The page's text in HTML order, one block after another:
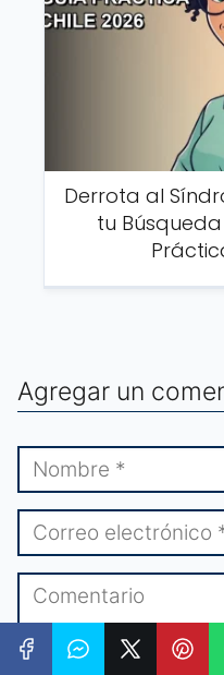
Derrota al
tu
Agregar un